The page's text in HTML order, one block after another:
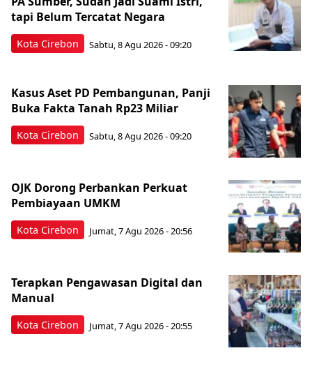
Kota Cirebon
tapi Belum Tercatat Negara
Sabtu, 8 Agu 2026 - 09:20
Kota Cirebon
Kasus Aset PD Pembangunan, Panji
Buka Fakta Tanah Rp23 Miliar
Sabtu, 8 Agu 2026 - 09:20
Kota Cirebon
OJK Dorong Perbankan Perkuat
Pembiayaan UMKM
Jumat, 7 Agu 2026 - 20:56
Kota Cirebon
Terapkan Pengawasan Digital dan
Manual
Jumat, 7 Agu 2026 - 20:55